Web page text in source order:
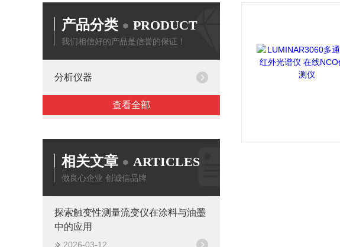
产品分类 PRODUCT
我们相信好的产品是信誉的保证！
分析仪器
查看全部
相关文章 ARTICLES
做良心企业 创诚信品牌
探索触变性测量流变仪在涂料与油墨
中的应用
2026-03-12